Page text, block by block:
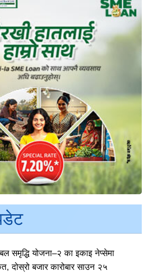
समृद्धि योजना–२ का इकाइ नेप्सेमा
दोस्रो बजार कारोबार साउन २५